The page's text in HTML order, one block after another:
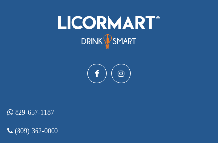
829-657-1187
(809) 362-0000